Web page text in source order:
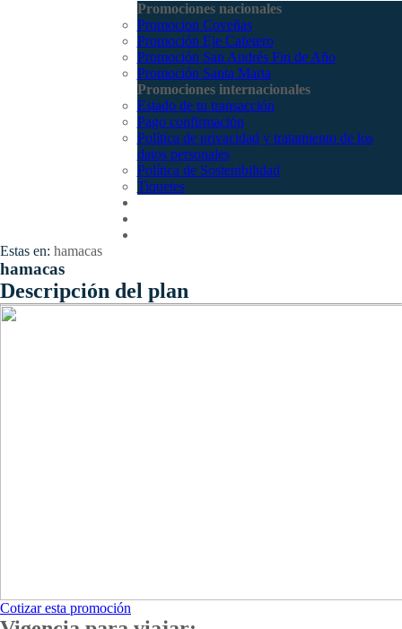
Promociones nacionales
Promocion Coveñas
Promoción Eje Cafetero
Promoción San Andrés Fin de Año
Promoción Santa Marta
Promociones internacionales
Estado de tu transacción
Pago confirmación
Política de privacidad y tratamiento de los
datos personales
Política de Sostenibilidad
Tiquetes
Estas en: hamacas
hamacas
Descripción del plan
Cotizar esta promoción